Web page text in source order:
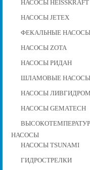
НАСОСЫ HEISSKRAFT
НАСОСЫ JETEX
ФЕКАЛЬНЫЕ НАСОСЫ
НАСОСЫ ZOTA
НАСОСЫ РИДАН
ШЛАМОВЫЕ НАСОСЫ
НАСОСЫ
НАСОСЫ GEMATECH
НАСОСЫ
НАСОСЫ TSUNAMI
ГИДРОСТРЕЛКИ